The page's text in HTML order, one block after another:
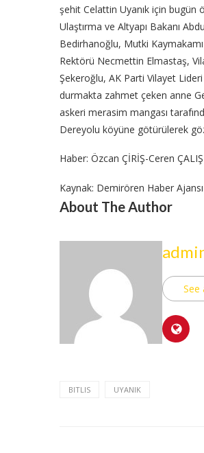
şehit Celattin Uyanık için bugün
Ulaştırma ve Altyapı Bakanı
Bedirhanoğlu, Mutki
Rektörü Necmettin Elmastaş,
Şekeroğlu, AK Parti Vilayet
durmakta zahmet çeken anne
askeri merasim mangası
Dereyolu köyüne götürülerek
Haber: Özcan ÇİRİŞ-Ceren
Kaynak: Demirören Haber
About The Author
See
BITLIS UYANIK